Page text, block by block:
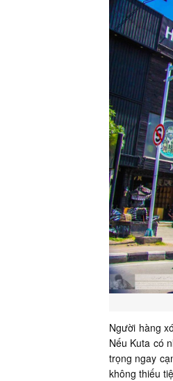
Người hàng
Nếu Kuta có
trọng ngay
không thiếu